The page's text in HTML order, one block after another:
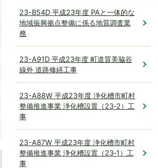
23-B54D 平成23年度 PAと一体的な
地域振興拠点整備に係る地質調査業
務
23-A91D 平成23年度 町道質美脇谷
線外 道路修繕工事
23-A88W 平成23年度 浄化槽市町村
整備推進事業 浄化槽設置（23‐2）工
事
23-A87W 平成23年度 浄化槽市町村
整備推進事業 浄化槽設置（23‐1）工
事